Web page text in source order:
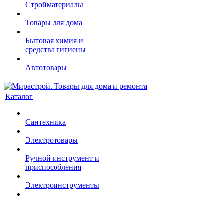
Стройматериалы
Товары для дома
Бытовая химия и
средства гигиены
Автотовары
Каталог
Сантехника
Электротовары
Ручной инструмент и
приспособления
Электроинструменты